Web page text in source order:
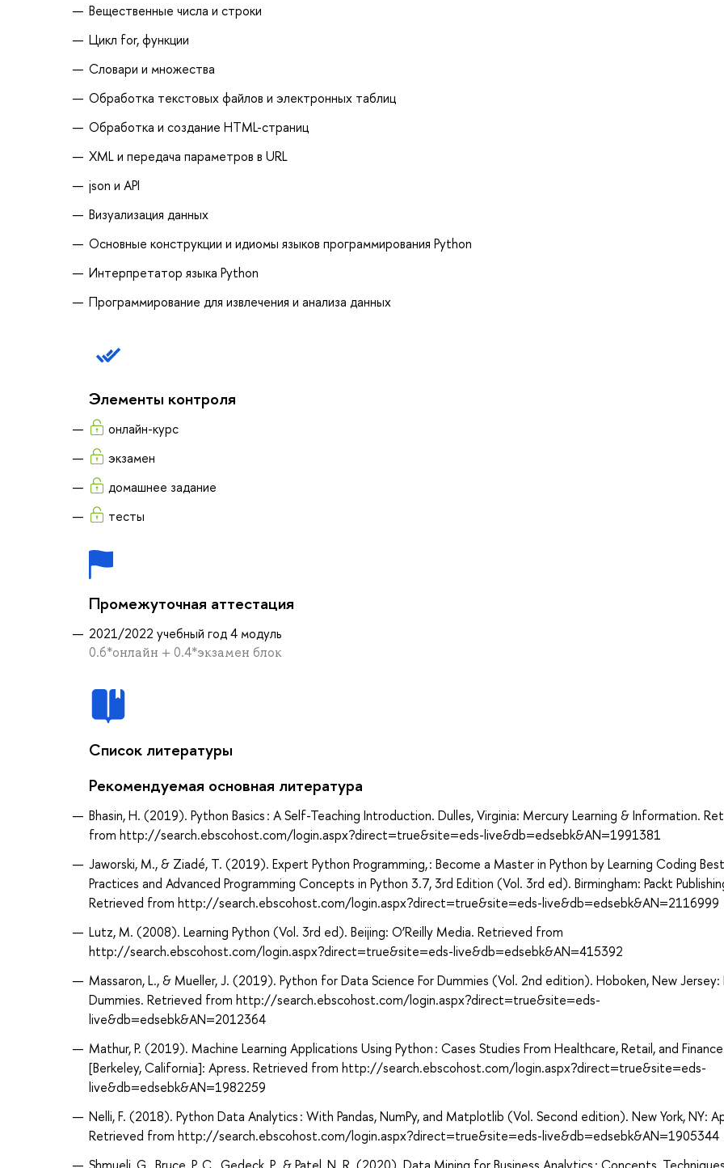
Вещественные числа и строки
Цикл for, функции
Словари и множества
Обработка текстовых файлов и электронных таблиц
Обработка и создание HTML-страниц
XML и передача параметров в URL
json и API
Визуализация данных
Основные конструкции и идиомы языков программирования Python
Интерпретатор языка Python
Программирование для извлечения и анализа данных
Элементы контроля
онлайн-курс
экзамен
домашнее задание
тесты
Промежуточная аттестация
2021/2022 учебный год 4 модуль
0.6*онлайн + 0.4*экзамен блок
Список литературы
Рекомендуемая основная литература
Bhasin, H. (2019). Python Basics : A Self-Teaching Introduction. Dulles, Virginia: Mercury Learning & Information.
from http://search.ebscohost.com/login.aspx?direct=true&site=eds-live&db=edsebk&AN=1991381
Jaworski, M., & Ziadé, T. (2019). Expert Python Programming, : Become a Master in Python by Learning Coding Best
Practices and Advanced Programming Concepts in Python 3.7, 3rd Edition (Vol. 3rd ed). Birmingham: Packt
Retrieved from http://search.ebscohost.com/login.aspx?direct=true&site=eds-live&db=edsebk&AN=2116999
Lutz, M. (2008). Learning Python (Vol. 3rd ed). Beijing: O’Reilly Media. Retrieved from
http://search.ebscohost.com/login.aspx?direct=true&site=eds-live&db=edsebk&AN=415392
Massaron, L., & Mueller, J. (2019). Python for Data Science For Dummies (Vol. 2nd edition). Hoboken, New Jersey:
Dummies. Retrieved from http://search.ebscohost.com/login.aspx?direct=true&site=eds-
live&db=edsebk&AN=2012364
Mathur, P. (2019). Machine Learning Applications Using Python : Cases Studies From Healthcare, Retail, and
[Berkeley, California]: Apress. Retrieved from http://search.ebscohost.com/login.aspx?direct=true&site=eds-
live&db=edsebk&AN=1982259
Nelli, F. (2018). Python Data Analytics : With Pandas, NumPy, and Matplotlib (Vol. Second edition). New York, NY:
Retrieved from http://search.ebscohost.com/login.aspx?direct=true&site=eds-live&db=edsebk&AN=1905344